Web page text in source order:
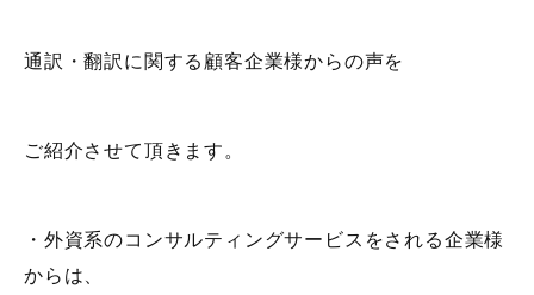
通訳・翻訳に関する顧客企業様からの声を
ご紹介させて頂きます。
・外資系のコンサルティングサービスをされる企業様
からは、